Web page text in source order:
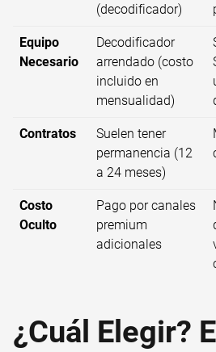
(decodificador)
Equipo
Necesario
Decodificador
arrendado (costo
incluido en
mensualidad)
Contratos
Suelen tener
permanencia (12
a 24 meses)
Costo
Oculto
Pago por canales
premium
adicionales
¿Cuál Elegir? El